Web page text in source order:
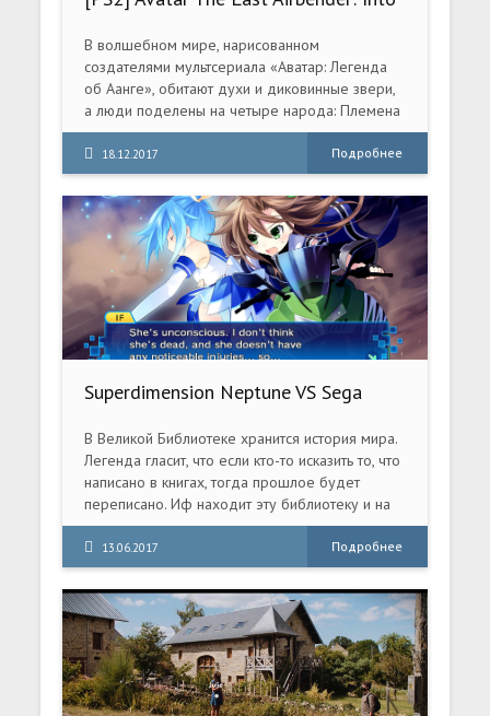
The Inferno [RUS|NTSC]
В волшебном мире, нарисованном
создателями мультсериала «Аватар: Легенда
об Аанге», обитают духи и диковинные звери,
а люди поделены на четыре народа: Племена
Воды, Королевство Земли, Воздушных
Кочевников и Огненный Народ.
18.12.2017 Подробнее
Superdimension Neptune VS Sega
В Великой Библиотеке хранится история мира.
Легенда гласит, что если кто-то исказить то, что
написано в книгах, тогда прошлое будет
переписано. Иф находит эту библиотеку и на
ее глазах с полок по непонятной причине
начинают исчезать все книги. Она отправляется
в путешествие во времени, чтобы узнать
правду.
13.06.2017 Подробнее